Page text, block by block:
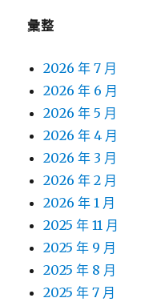
彙整
2026 年 7 月
2026 年 6 月
2026 年 5 月
2026 年 4 月
2026 年 3 月
2026 年 2 月
2026 年 1 月
2025 年 11 月
2025 年 9 月
2025 年 8 月
2025 年 7 月